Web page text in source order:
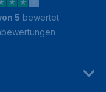
5 bewertet